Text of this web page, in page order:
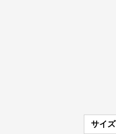
サイズ